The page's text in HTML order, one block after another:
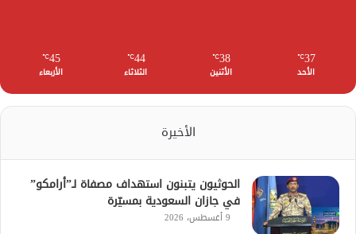
37
℃
الأحد
38
℃
الأثنين
44
℃
الثلاثاء
45
℃
الأربعاء
الأخيرة
الحوثيون يتبنون استهداف مصفاة لـ”أرامكو”
في جازان السعودية بمسيّرة
9 أغسطس، 2026